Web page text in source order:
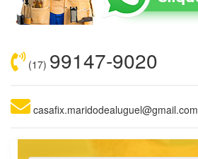
(17) 99147-9020
casafix.maridodealuguel@gmail.com